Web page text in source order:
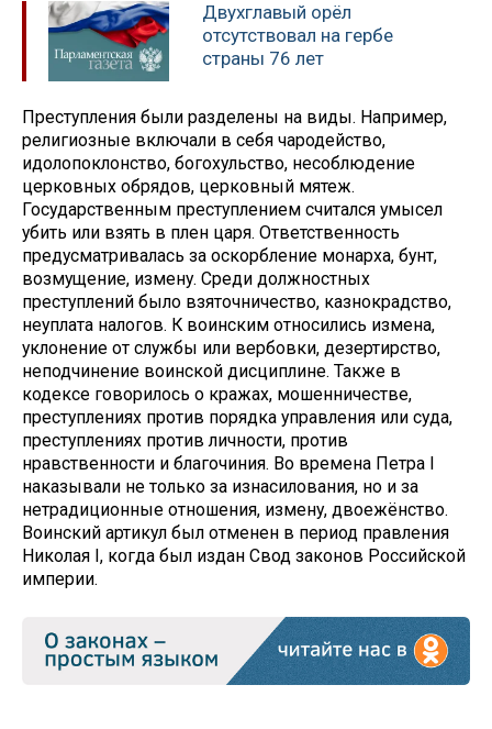
Двухглавый орёл
отсутствовал на гербе
страны 76 лет
Преступления были разделены на виды. Например,
религиозные включали в себя чародейство,
идолопоклонство, богохульство, несоблюдение
церковных обрядов, церковный мятеж.
Государственным преступлением считался умысел
убить или взять в плен царя. Ответственность
предусматривалась за оскорбление монарха, бунт,
возмущение, измену. Среди должностных
преступлений было взяточничество, казнокрадство,
неуплата налогов. К воинским относились измена,
уклонение от службы или вербовки, дезертирство,
неподчинение воинской дисциплине. Также в
кодексе говорилось о кражах, мошенничестве,
преступлениях против порядка управления или суда,
преступлениях против личности, против
нравственности и благочиния. Во времена Петра I
наказывали не только за изнасилования, но и за
нетрадиционные отношения, измену, двоежёнство.
Воинский артикул был отменен в период правления
Николая I, когда был издан Свод законов Российской
империи.